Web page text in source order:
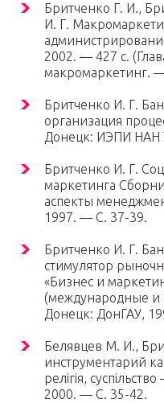
Бритченко Г. И.,
И. Г.
2002. — 427 с.
макромаркетинг.
Бритченко И. Г.
организация
Донецк: ИЭПИ НАН
Бритченко И. Г.
маркетинга
аспекты
1997. — С. 37-39.
Бритченко И. Г.
стимулятор
«Бизнес и
(международные и
Донецк: ДонГАУ,
Белявцев М. И.,
инструментарий
релігія,
2000. — С. 35-42.